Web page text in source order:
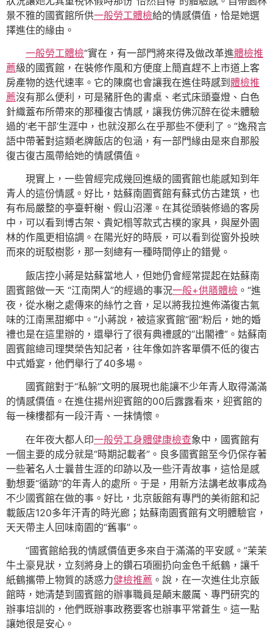
景不雅的國賓館所供一般勞工體檢給的情感價值，恰是她選
擇進住的緣由。
一般勞工體檢“實在，有一部門將來得及做改革進體檢推
薦級的國賓館，在裝修作風和方便度上簡直趕不上市道上客
房產物的迭代速率。它的陳腐也會讓我在進住時感到體檢推
薦沒有那么便利，可是豬肝色的書桌、老式床頭臺燈、白色
針織蓋布所帶來的那種復古情感，讓我仿佛沉醉在從未體驗
過的‘老干部’生涯中，也就沒那么在乎那些不便利了。”逸飛言
語中帶著對這類老牌飯店的包涵，有一部門緣由是來自那股
復古復古風帶給她的情感價值。
現實上，一些曾經完成幾回進級的國賓館也能感知到年
青人的這份情感。好比，姑蘇南園賓館有蘇式仿古建筑，也
有布局嚴整的亭臺軒榭、假山沼澤。在其從頭裝修過的客房
中，可以看到博古架、貴妃榻等款式古樸的家具，與屋外園
林的作風更相協調。在陽光好的時辰，可以看到從窗外投映
而來的斑駁樹影，那一刻總有一種時間停止的錯覺。
飯店控小蔣是姑蘇當地人，但她仍會經常提起在姑蘇南
園賓館做一天 “江南閑人”的經過的事況一般+供膳體檢 。“進
夜，從水榭之處傳來的絲竹之音，足以將我拉進佈滿復古氣
味的江南黑甜鄉中。”小蔣說，被這家賓館“圈”粉后，她的婚
禮也是在這里辦的，還舉行了很有典禮感的“出閣禮”。姑蘇南
園賓館總司理樊榮告知記者，往年像如許客單價不低的復古
中式婚宴，他們舉行了40多場。
國賓館對于“私躲”文明的展現也能讓不少年青人取得滿滿
的情感價值。在進住揚州迎賓館的00后露露看來，迎賓館的
每一棟樓都有一段汗青、一抹情懷。
在年夜大都人印一般勞工身體健康檢查象中，國賓館有
一個主要的成分就是“時期記載者”。良多國賓館至今仍保存著
一些著名人士曩昔生涯的印跡以及一些汗青故事，這恰是感
動想要“循跡”的年青人的處所。于是，用新方法講老故事成為
不少國賓館在做的事。好比，北京飯館有專門的美術館和記
載飯店120多年汗青的時光廊；姑蘇南園賓館有文明體驗官，
天天帶主人回味南園的“舊事”。
“國賓館給我的情感價值更多來自于滿滿的平安感。”茉茉
牛土豪見狀，立刻將身上的鑽石項圈扔向金色千紙鶴，讓千
紙鶴攜帶上物質的誘惑力健檢推薦 。說，在一次進住北京飯
館時，她清楚到國賓館的辦事職員是顛末嚴厲、專門研究的
辦事培訓的，他們既辦事政務要客也辦事平常蒼生。這一點
讓她很是安心。